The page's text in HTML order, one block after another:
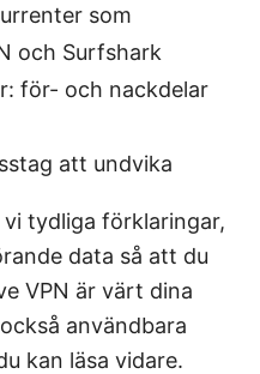
som
och Surfshark
för- och nackdelar
att undvika
tydliga förklaringar,
data så att du
VPN är värt dina
användbara
kan läsa vidare.